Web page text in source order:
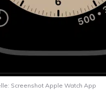
Screenshot Apple Watch App